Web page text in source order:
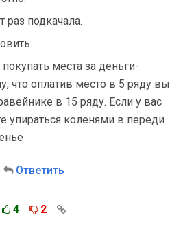
раз подкачала.
места за деньги-
что оплатив место в 5 ряду вы
в 15 ряду. Если у вас
упираться коленями в переди
Ответить
4 2